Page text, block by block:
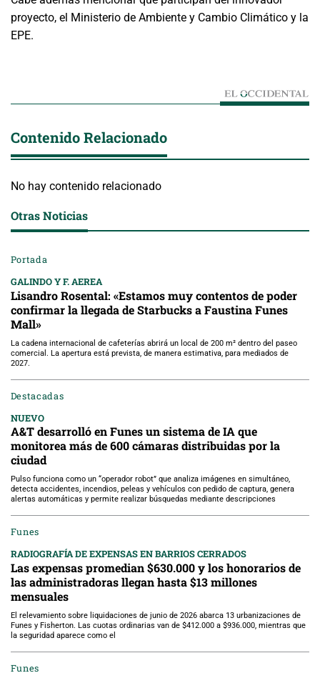
proyecto, el Ministerio de Ambiente y Cambio Climático y la
EPE.
Contenido Relacionado
No hay contenido relacionado
Otras Noticias
Portada
GALINDO Y F. AEREA
Lisandro Rosental: «Estamos muy contentos de poder
confirmar la llegada de Starbucks a Faustina Funes
Mall»
La cadena internacional de cafeterías abrirá un local de 200 m² dentro del paseo
comercial. La apertura está prevista, de manera estimativa, para mediados de
2027.
Destacadas
NUEVO
A&T desarrolló en Funes un sistema de IA que
monitorea más de 600 cámaras distribuidas por la
ciudad
Pulso funciona como un “operador robot” que analiza imágenes en simultáneo,
detecta accidentes, incendios, peleas y vehículos con pedido de captura, genera
alertas automáticas y permite realizar búsquedas mediante descripciones
Funes
RADIOGRAFÍA DE EXPENSAS EN BARRIOS CERRADOS
Las expensas promedian $630.000 y los honorarios de
las administradoras llegan hasta $13 millones
mensuales
El relevamiento sobre liquidaciones de junio de 2026 abarca 13 urbanizaciones de
Funes y Fisherton. Las cuotas ordinarias van de $412.000 a $936.000, mientras que
la seguridad aparece como el
Funes